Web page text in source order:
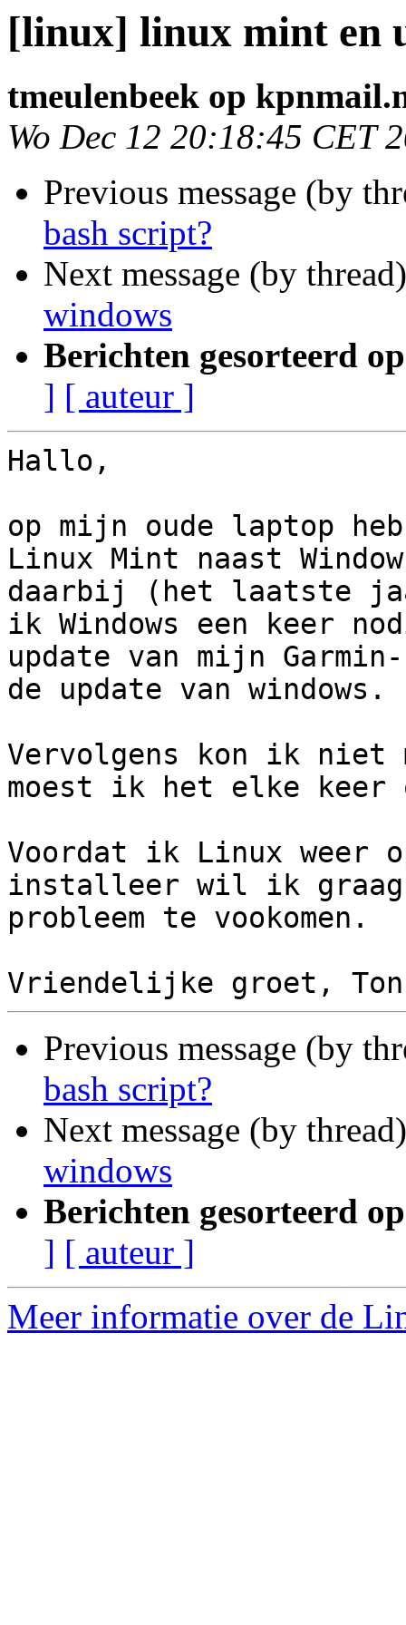
[linux] linux mint en
tmeulenbeek op
Wo Dec 12 20:18:45 CET
Previous message (by
bash script?
Next message (by
windows
Berichten gesorteerd
] [ auteur ]
Hallo,
op mijn oude laptop
Linux Mint naast
daarbij (het laatste
ik Windows een keer
update van mijn
de update van windows.
Vervolgens kon ik niet
moest ik het elke keer
Voordat ik Linux weer
installeer wil ik graag
probleem te vookomen.
Previous message (by
bash script?
Next message (by
windows
Berichten gesorteerd
] [ auteur ]
Meer informatie over de